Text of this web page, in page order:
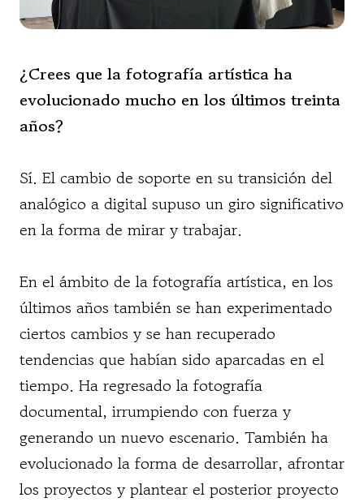
¿Crees que la fotografía artística ha
evolucionado mucho en los últimos treinta
años?
Sí. El cambio de soporte en su transición del
analógico a digital supuso un giro significativo
en la forma de mirar y trabajar.
En el ámbito de la fotografía artística, en los
últimos años también se han experimentado
ciertos cambios y se han recuperado
tendencias que habían sido aparcadas en el
tiempo. Ha regresado la fotografía
documental, irrumpiendo con fuerza y
generando un nuevo escenario. También ha
evolucionado la forma de desarrollar, afrontar
los proyectos y plantear el posterior proyecto